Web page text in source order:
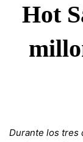
Sale
Hot
Durante los tres